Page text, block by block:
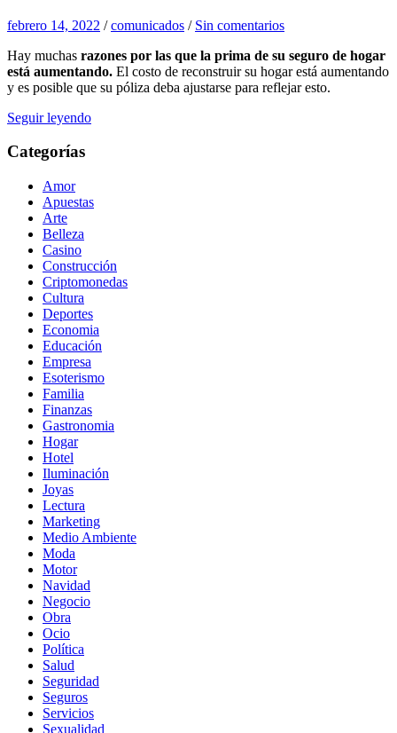
febrero 14, 2022 /comunicados / Sin comentarios
Hay muchas razones por las que la prima de su seguro de hogar
está aumentando. El costo de reconstruir su hogar está aumentando
y es posible que su póliza deba ajustarse para reflejar esto.
Seguir leyendo
Categorías
Amor
Apuestas
Arte
Belleza
Casino
Construcción
Criptomonedas
Cultura
Deportes
Economia
Educación
Empresa
Esoterismo
Familia
Finanzas
Gastronomia
Hogar
Hotel
Iluminación
Joyas
Lectura
Marketing
Medio Ambiente
Moda
Motor
Navidad
Negocio
Obra
Ocio
Política
Salud
Seguridad
Seguros
Servicios
Sexualidad